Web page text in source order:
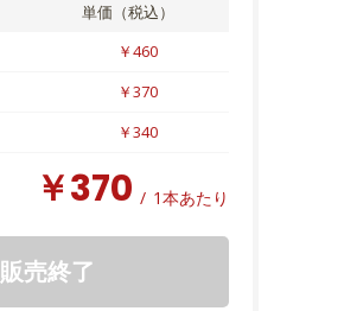
単価（税込）
￥460
￥370
￥340
￥370 / 1本あたり
販売終了